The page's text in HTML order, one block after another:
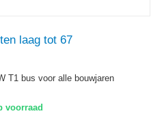
laag tot 67
T1 bus voor alle bouwjaren
voorraad